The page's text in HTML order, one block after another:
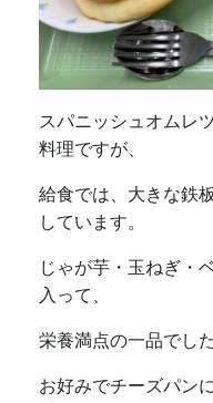
スパニッシュオムレ
料理ですが、
給食では、大きな鉄
しています。
じゃが芋・玉ねぎ・
入って、
栄養満点の一品でした
お好みでチーズパン